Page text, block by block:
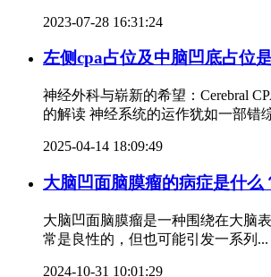
2023-07-28 16:31:24
左侧cpa占位及中脑凹底占位
神经外科与崭新的希望：Cerebral
的解读 神经系统的运作犹如一部错
2025-04-14 18:09:49
大脑凹面脑膜瘤的病症是什么
大脑凹面脑膜瘤是一种围绕在大脑
常是良性的，但也可能引发一系列...
2024-10-31 10:01:29